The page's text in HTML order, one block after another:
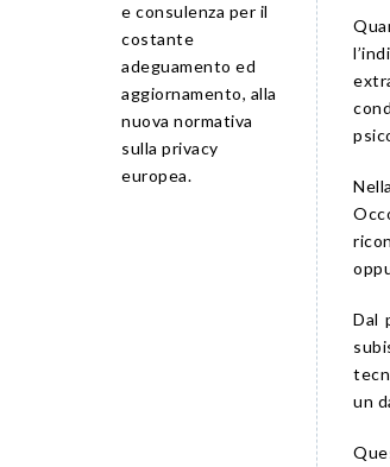
e consulenza per il
costante
adeguamento ed
aggiornamento, alla
nuova normativa
sulla privacy
europea.
Dal
un